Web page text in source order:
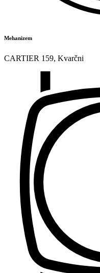
Mehanizem
CARTIER 159, Kvarčni